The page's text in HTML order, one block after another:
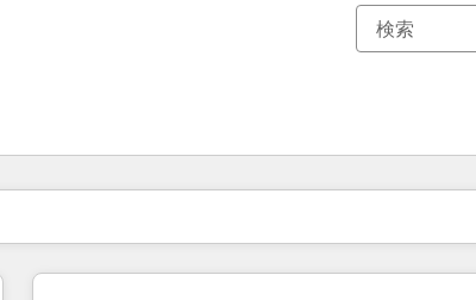
現在の場所ページ
ページページページページページページページページページ